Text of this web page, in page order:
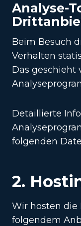
Analyse-
Beim Besuch
Verhalten
Das geschieht
Detaillierte
folgenden
2.
Wir hosten die
folgendem